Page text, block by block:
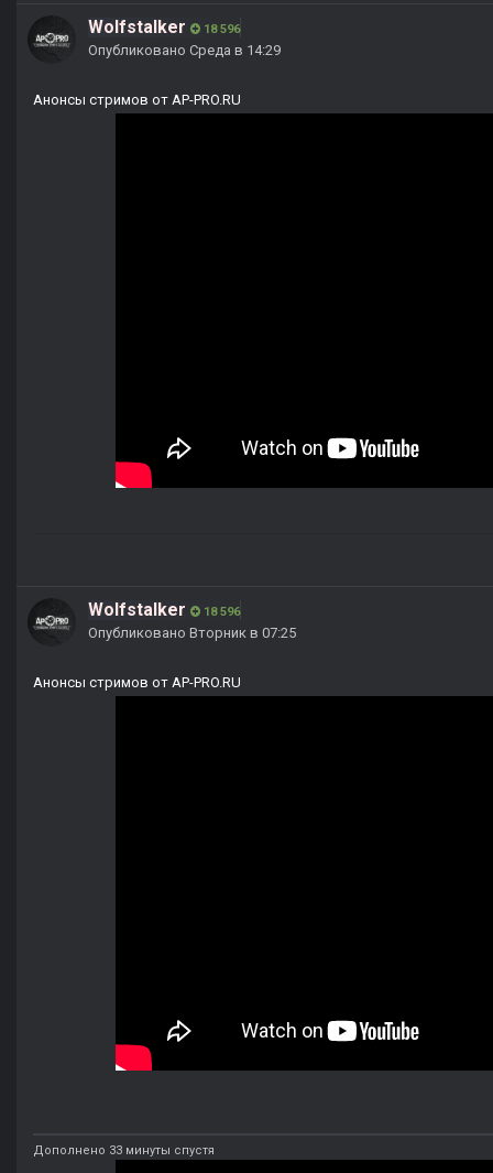
Wolfstalker 18 596
Опубликовано Среда в 14:29
Анонсы стримов от AP-PRO.RU
Wolfstalker 18 596
Опубликовано Вторник в 07:25
Анонсы стримов от AP-PRO.RU
Дополнено 33 минуты спустя